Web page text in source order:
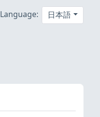
Language: 日本語